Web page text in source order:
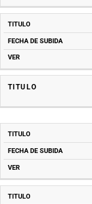
TITULO
TITULO
DE
SUBIDA